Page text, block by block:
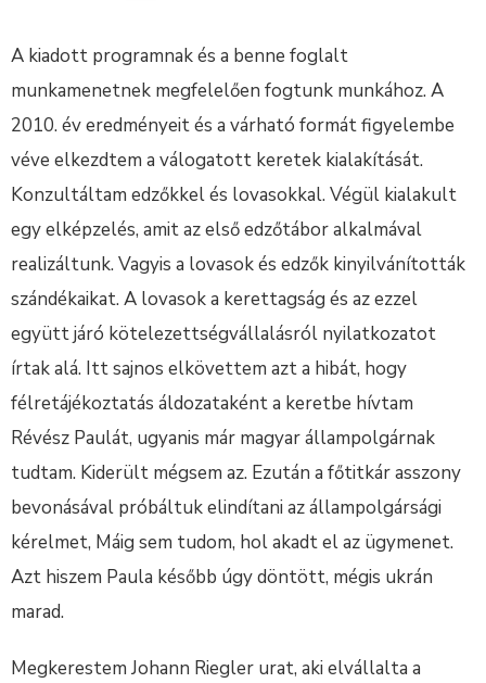
A kiadott programnak és a benne foglalt
munkamenetnek megfelelően fogtunk munkához. A
2010. év eredményeit és a várható formát figyelembe
véve elkezdtem a válogatott keretek kialakítását.
Konzultáltam edzőkkel és lovasokkal. Végül kialakult
egy elképzelés, amit az első edzőtábor alkalmával
realizáltunk. Vagyis a lovasok és edzők kinyilvánították
szándékaikat. A lovasok a kerettagság és az ezzel
együtt járó kötelezettségvállalásról nyilatkozatot
írtak alá. Itt sajnos elkövettem azt a hibát, hogy
félretájékoztatás áldozataként a keretbe hívtam
Révész Paulát, ugyanis már magyar állampolgárnak
tudtam. Kiderült mégsem az. Ezután a főtitkár asszony
bevonásával próbáltuk elindítani az állampolgársági
kérelmet, Máig sem tudom, hol akadt el az ügymenet.
Azt hiszem Paula később úgy döntött, mégis ukrán
marad.
Megkerestem Johann Riegler urat, aki elvállalta a